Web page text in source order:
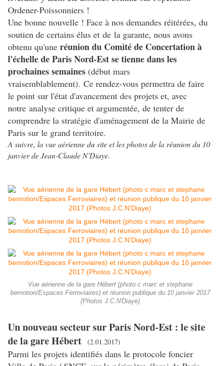
Ordener-Poissonniers !
Une bonne nouvelle ! Face à nos demandes réitérées, du
soutien de certains élus et de la garante, nous avons
obtenu qu'une réunion du Comité de Concertation à
l'échelle de Paris Nord-Estse tienne dans les
prochaines semaines (début mars
vraisemblablement). Ce rendez-vous permettra de faire
le point sur l'état d'avancement des projets et, avec
notre analyse critique et argumentée, de tenter de
comprendre la stratégie d'aménagement de la Mairie de
Paris sur le grand territoire.
A suivre, la vue aérienne du site et les photos de la réunion du 10
janvier de Jean-Claude N'Diaye.
Vue aérienne de la gare Hébert (photo c marc et stephane
bemotion/Espaces Ferroviaires) et réunion publique du 10 janvier 2017
(Photos J.C.N'Diaye)
Un nouveau secteur sur Paris Nord-Est : le site
de la gare Hébert
(2.01.2017)
Parmi les projets identifiés dans le protocole foncier